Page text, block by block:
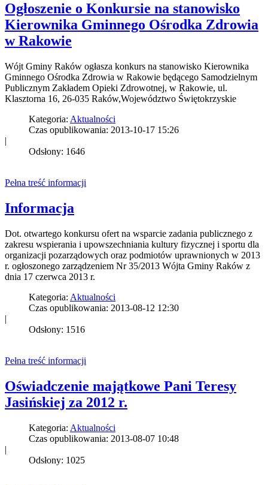
Ogłoszenie o Konkursie na stanowisko
Kierownika Gminnego Ośrodka Zdrowia
w Rakowie
Wójt Gminy Raków ogłasza konkurs na stanowisko Kierownika
Gminnego Ośrodka Zdrowia w Rakowie będącego Samodzielnym
Publicznym Zakładem Opieki Zdrowotnej, w Rakowie, ul.
Klasztorna 16, 26-035 Raków,Województwo Świętokrzyskie
Kategoria: Aktualności
Czas opublikowania: 2013-10-17 15:26
|
Odsłony: 1646
Pełna treść informacji
Informacja
Dot. otwartego konkursu ofert na wsparcie zadania publicznego z
zakresu wspierania i upowszechniania kultury fizycznej i sportu dla
organizacji pozarządowych oraz podmiotów uprawnionych w 2013
r. ogłoszonego zarządzeniem Nr 35/2013 Wójta Gminy Raków z
dnia 17 czerwca 2013 r.
Kategoria: Aktualności
Czas opublikowania: 2013-08-12 12:30
|
Odsłony: 1516
Pełna treść informacji
Oświadczenie majątkowe Pani Teresy
Jasińskiej za 2012 r.
Kategoria: Aktualności
Czas opublikowania: 2013-08-07 10:48
|
Odsłony: 1025